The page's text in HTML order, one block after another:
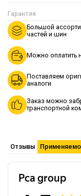
Гарантия
Большой
частей и шин
Можно оплатить
Поставляем
аналоги
Заказ можно
транспортной
Отзывы